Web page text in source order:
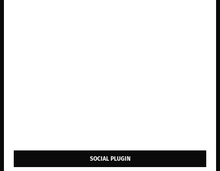
SOCIAL PLUGIN